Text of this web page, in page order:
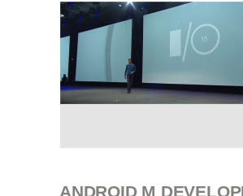
ANDROID M